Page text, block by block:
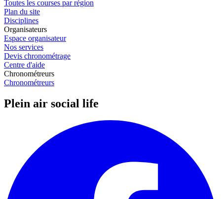
Toutes les courses par région
Plan du site
Disciplines
Organisateurs
Espace organisateur
Nos services
Devis chronométrage
Centre d'aide
Chronométreurs
Chronométreurs
Plein air social life